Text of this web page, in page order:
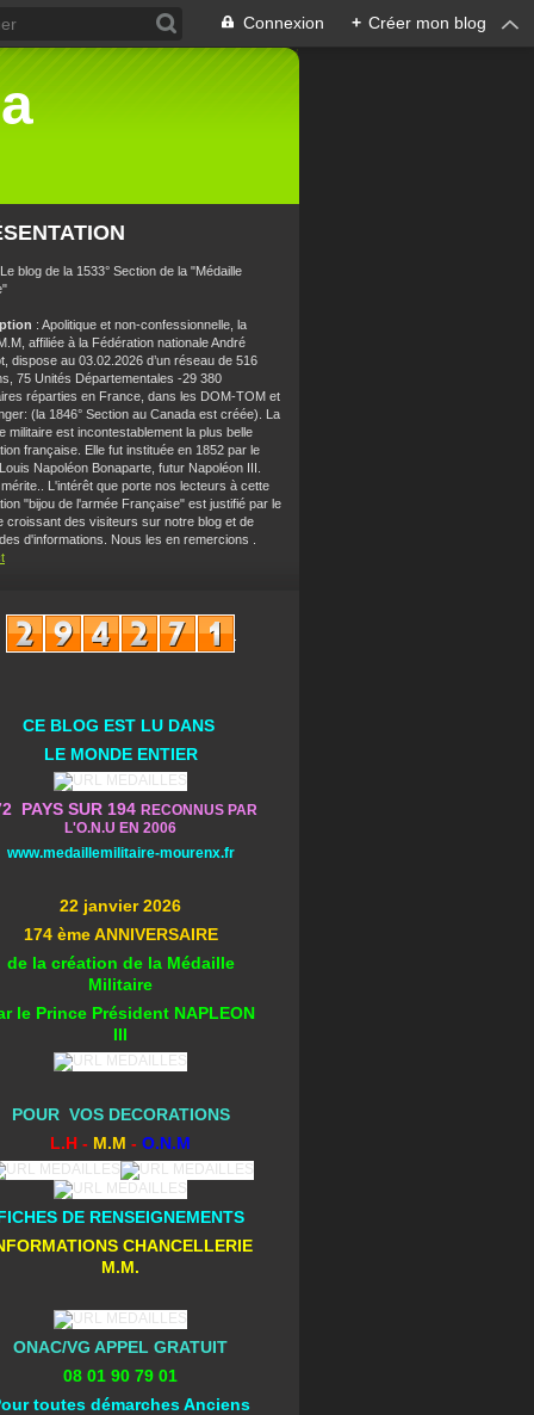
Connexion + Créer mon blog
blog de la 1533° Section de la "Médaille
: Apolitique et non-confessionnelle, la
affiliée à la Fédération nationale André
dispose au 03.02.2026 d’un réseau de 516
75 Unités Départementales -29 380
réparties en France, dans les DOM-TOM et
(la 1846° Section au Canada est créée). La
militaire est incontestablement la plus belle
française. Elle fut instituée en 1852 par le
Napoléon Bonaparte, futur Napoléon III.
mérite.. L'intérêt que porte nos lecteurs à cette
"bijou de l'armée Française" est justifié par le
croissant des visiteurs sur notre blog et de
d'informations. Nous les en remercions .
CE BLOG EST LU DANS
LE MONDE ENTIER
PAYS SUR 194 RECONNUS PAR
L'O.N.U EN 2006
www.medaillemilitaire-mourenx.fr
22 janvier 2026
174 ème ANNIVERSAIRE
de la création de la Médaille
Militaire
le Prince Président NAPLEON
III
POUR VOS DECORATIONS
L.H - M.M - O.N.M
DE RENSEIGNEMENTS
CHANCELLERIE
M.M.
ONAC/VG APPEL GRATUIT
08 01 90 79 01
toutes démarches Anciens